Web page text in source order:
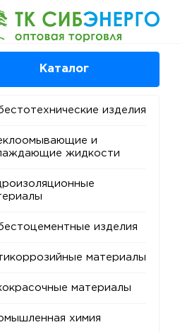
Каталог
изделия
и
жидкости
изделия
материалы
материалы
химия